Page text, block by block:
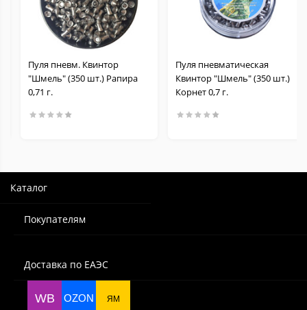
Пуля пневм. Квинтор
"Шмель" (350 шт.) Рапира
0,71 г.
Пуля пневматическая
Квинтор "Шмель" (350 шт.)
Корнет 0,7 г.
Каталог
Покупателям
Доставка по ЕАЭС
WB OZON ЯМ